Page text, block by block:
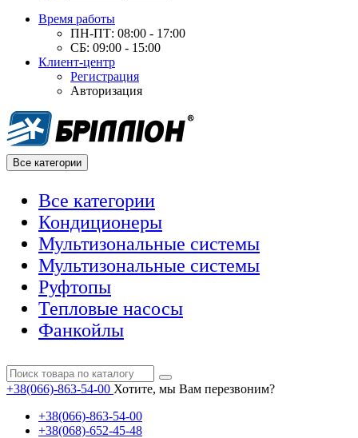
Время работы
ПН-ПТ: 08:00 - 17:00
СБ: 09:00 - 15:00
Клиент-центр
Регистрация
Авторизация
Все категории
Все категории
Кондиционеры
Мультизональные системы
Мультизональные системы
Руфтопы
Тепловые насосы
Фанкойлы
+38(066)-863-54-00 Хотите, мы Вам перезвоним?
+38(066)-863-54-00
+38(068)-652-45-48